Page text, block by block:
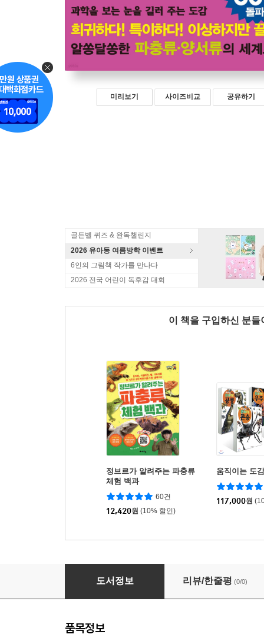
미리보기 사이즈비교 공유하기
골든벨 퀴즈 & 완독챌린지
2026 유아동 여름방학 이벤트
6인의 그림책 작가를 만나다
2026 전국 어린이 독후감 대회
이 책을 구입하신 분
정브르가 알려주는 파충류
체험 백과
60건
12,420원 (10% 할인)
움직이는 도
117,000원
움직이는 도감 MOVE 파충류·양서류
도서정보 리뷰/한줄평 (0/0)
품목정보